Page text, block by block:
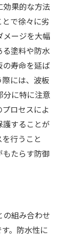
効果的な方法
で徐々に劣
メージを大幅
る塗料や防水
の寿命を延ば
には、波板
分に特に注意
ロセスによ
護することが
行うこと
たらす防御
の組み合わせ
。防水性に